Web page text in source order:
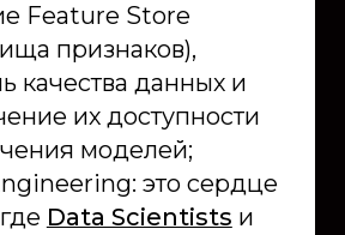
Feature Store
признаков),
качества данных и
их доступности
моделей;
это сердце
Data Scientists и